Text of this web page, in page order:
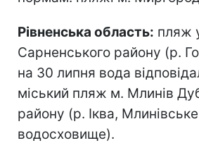
Рівненська область: пляж
Сарненського району (р.
на 30 липня вода
міський пляж м. Млинів
району (р. Іква, Млинівське
водосховище).